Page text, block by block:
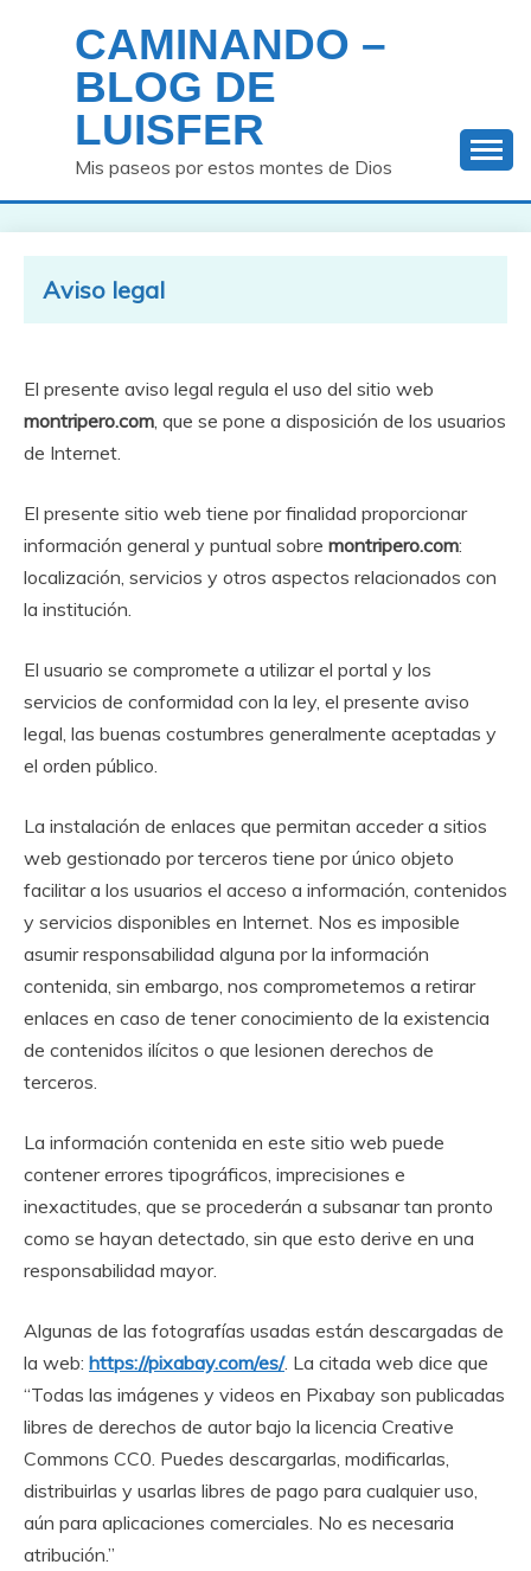
contenido
CAMINANDO –
BLOG DE
LUISFER
Mis paseos por estos montes de Dios
Aviso legal
El presente aviso legal regula el uso del sitio web
montripero.com, que se pone a disposición de los usuarios
de Internet.
El presente sitio web tiene por finalidad proporcionar
información general y puntual sobre montripero.com:
localización, servicios y otros aspectos relacionados con
la institución.
El usuario se compromete a utilizar el portal y los
servicios de conformidad con la ley, el presente aviso
legal, las buenas costumbres generalmente aceptadas y
el orden público.
La instalación de enlaces que permitan acceder a sitios
web gestionado por terceros tiene por único objeto
facilitar a los usuarios el acceso a información, contenidos
y servicios disponibles en Internet. Nos es imposible
asumir responsabilidad alguna por la información
contenida, sin embargo, nos comprometemos a retirar
enlaces en caso de tener conocimiento de la existencia
de contenidos ilícitos o que lesionen derechos de
terceros.
La información contenida en este sitio web puede
contener errores tipográficos, imprecisiones e
inexactitudes, que se procederán a subsanar tan pronto
como se hayan detectado, sin que esto derive en una
responsabilidad mayor.
Algunas de las fotografías usadas están descargadas de
la web: https://pixabay.com/es/. La citada web dice que
“Todas las imágenes y videos en Pixabay son publicadas
libres de derechos de autor bajo la licencia Creative
Commons CC0. Puedes descargarlas, modificarlas,
distribuirlas y usarlas libres de pago para cualquier uso,
aún para aplicaciones comerciales. No es necesaria
atribución.”